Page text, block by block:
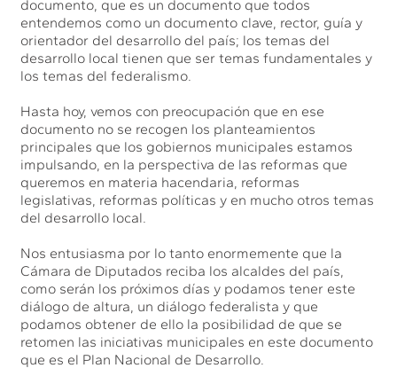
documento, que es un documento que todos
entendemos como un documento clave, rector, guía y
orientador del desarrollo del país; los temas del
desarrollo local tienen que ser temas fundamentales y
los temas del federalismo.
Hasta hoy, vemos con preocupación que en ese
documento no se recogen los planteamientos
principales que los gobiernos municipales estamos
impulsando, en la perspectiva de las reformas que
queremos en materia hacendaria, reformas
legislativas, reformas políticas y en mucho otros temas
del desarrollo local.
Nos entusiasma por lo tanto enormemente que la
Cámara de Diputados reciba los alcaldes del país,
como serán los próximos días y podamos tener este
diálogo de altura, un diálogo federalista y que
podamos obtener de ello la posibilidad de que se
retomen las iniciativas municipales en este documento
que es el Plan Nacional de Desarrollo.